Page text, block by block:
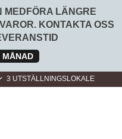
MEDFÖRA LÄNGRE
KONTAKTA OSS